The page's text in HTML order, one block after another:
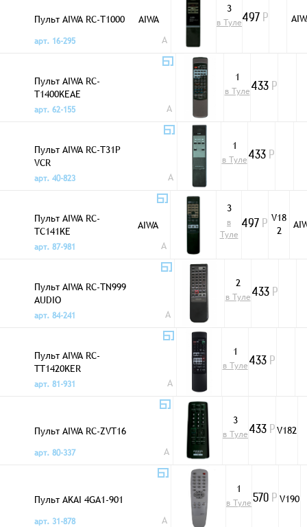
Пульт AIWA RC-T1000
AIWA
арт. 16-295
A
3
в Туле497 Р
Пульт AIWA RC-
T1400KEAE
арт. 62-155
A
1
в Туле433 Р
Пульт AIWA RC-T31P
VCR
арт. 40-823
A
1
в Туле433 Р
Пульт AIWA RC-
TC141KE
AIWA
арт. 87-981
A
3
в
Туле
497 Р
V18
2
Пульт AIWA RC-TN999
AUDIO
арт. 84-241
A
2
в Туле433 Р
Пульт AIWA RC-
TT1420KER
арт. 81-931
A
1
в Туле433 Р
Пульт AIWA RC-ZVT16
арт. 80-337
A
3
в Туле433 РV182
Пульт AKAI 4GA1-901
арт. 31-878
A
1
в Туле570 Р V190